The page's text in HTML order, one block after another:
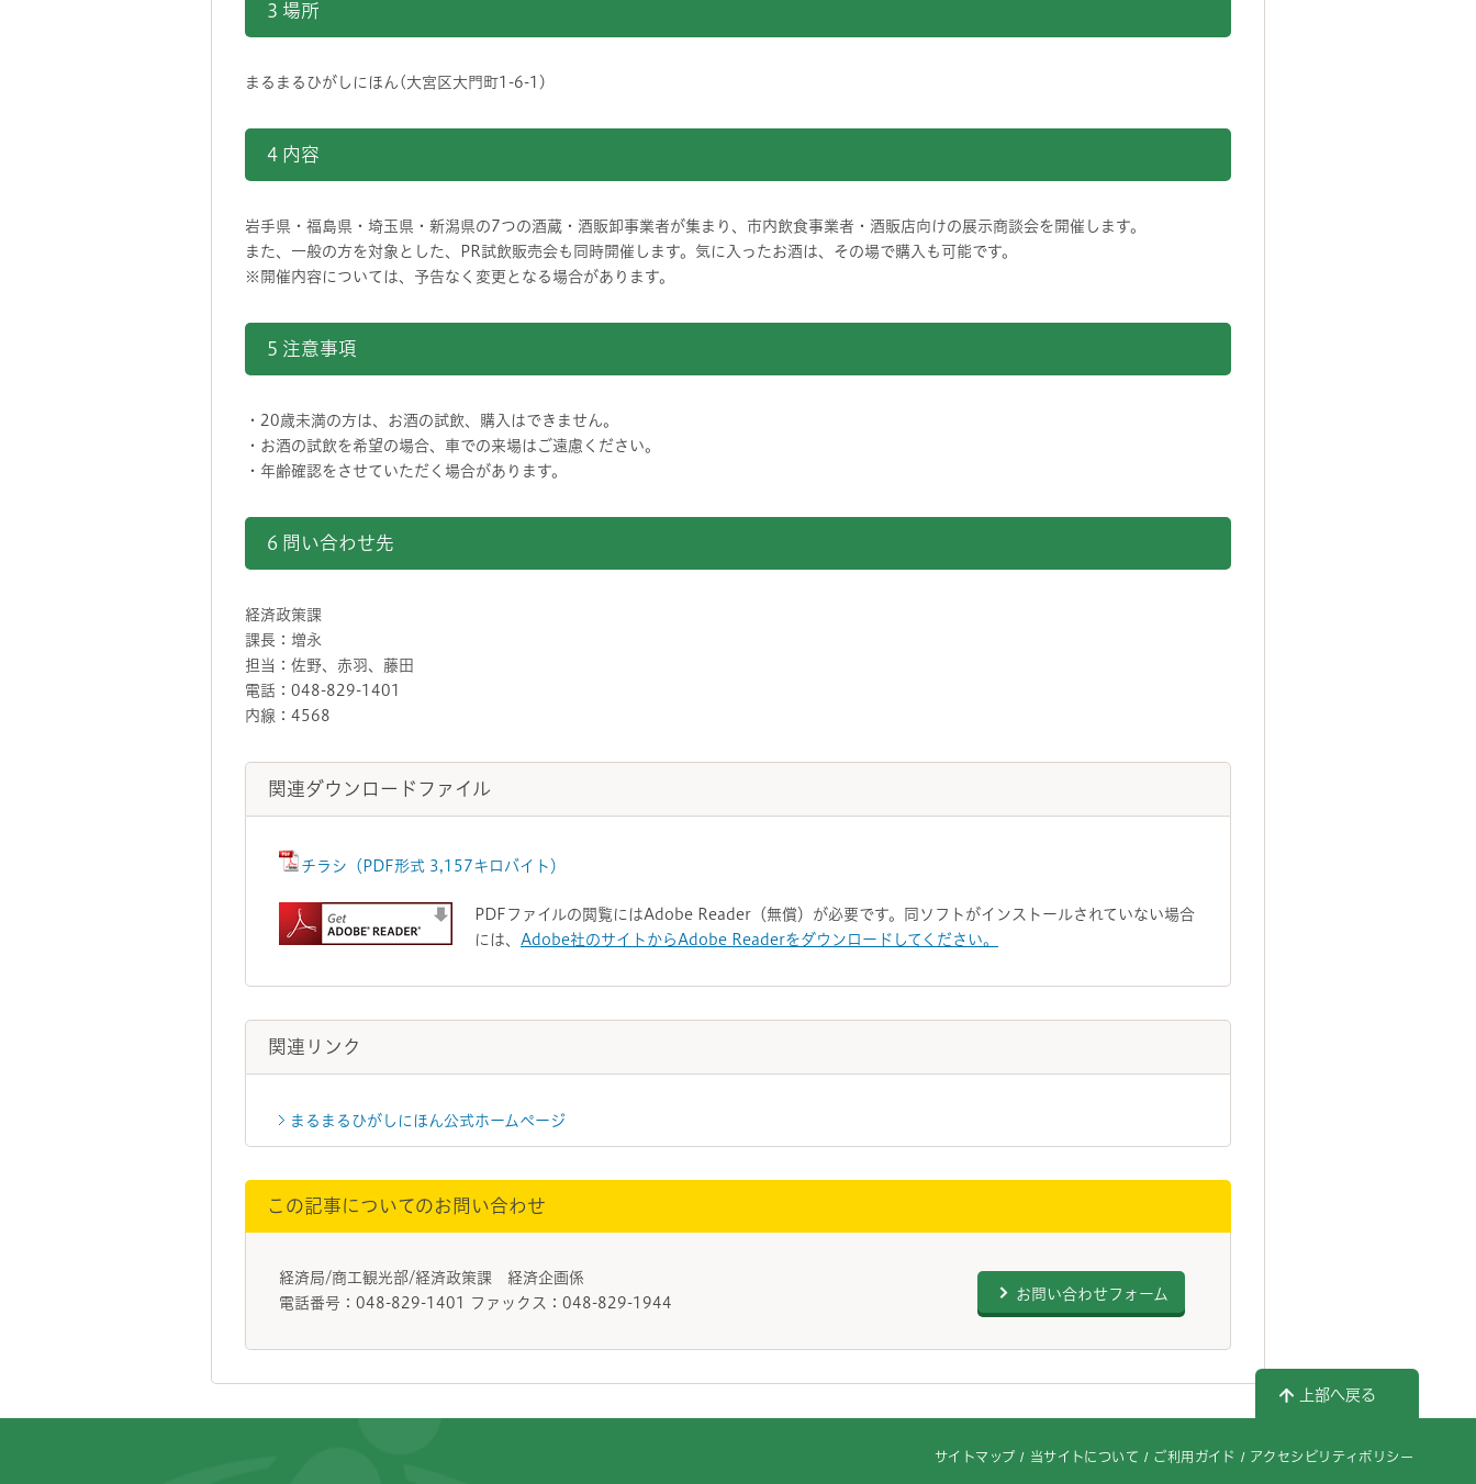
3 場所
まるまるひがしにほん(大宮区大門町1-6-1)
4 内容
岩手県・福島県・埼玉県・新潟県の7つの酒蔵・酒販卸事業者が集まり、市内飲食事業者・酒販店向けの展示商談会を開催します。
また、一般の方を対象とした、PR試飲販売会も同時開催します。気に入ったお酒は、その場で購入も可能です。
※開催内容については、予告なく変更となる場合があります。
5 注意事項
・20歳未満の方は、お酒の試飲、購入はできません。
・お酒の試飲を希望の場合、車での来場はご遠慮ください。
・年齢確認をさせていただく場合があります。
6 問い合わせ先
経済政策課
課長：増永
担当：佐野、赤羽、藤田
電話：048-829-1401
内線：4568
関連ダウンロードファイル
チラシ（PDF形式 3,157キロバイト）
PDFファイルの閲覧にはAdobe Reader（無償）が必要です。同ソフトがインストールされていない場合
には、 Adobe社のサイトからAdobe Readerをダウンロードしてください。
関連リンク
まるまるひがしにほん公式ホームページ
この記事についてのお問い合わせ
経済局/商工観光部/経済政策課 経済企画係
電話番号：048-829-1401 ファックス：048-829-1944
お問い合わせフォーム
上部へ戻る
サイトマップ 当サイトについて ご利用ガイド アクセシビリティポリシー